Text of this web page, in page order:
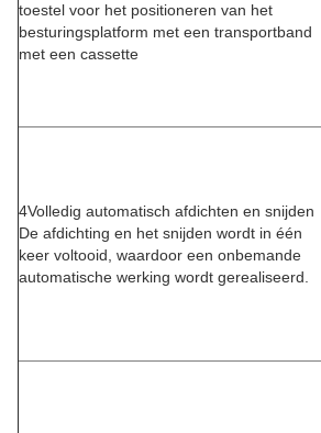
toestel voor het positioneren van het
besturingsplatform met een transportband
met een cassette
4Volledig automatisch afdichten en snijden
De afdichting en het snijden wordt in één
keer voltooid, waardoor een onbemande
automatische werking wordt gerealiseerd.